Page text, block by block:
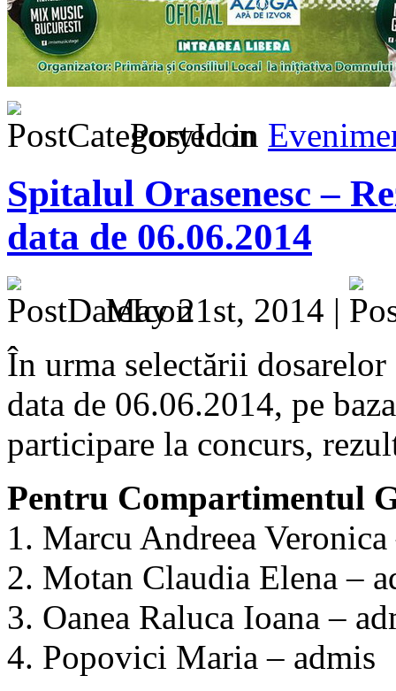
Posted in
Spitalul Orasenesc –
data de 06.06.2014
May 21st, 2014 |
În urma selectării
data de 06.06.2014, pe
participare la concurs,
Pentru Compartimentul
1. Marcu Andreea
2. Motan Claudia Elena –
3. Oanea Raluca Ioana –
4. Popovici Maria – admis